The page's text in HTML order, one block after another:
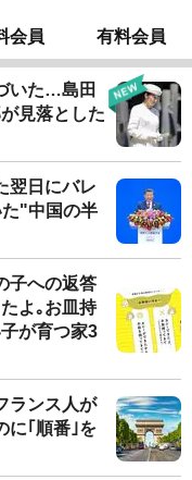
会員 有料会員
いた…島田
見落とした
翌日にバレ
"中国の半
子への返答
よ｡お皿持
が育つ家3
ランス人が
に｢順番｣を